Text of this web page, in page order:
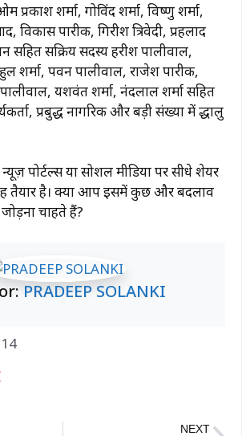
प्रकाश शर्मा, गोविंद शर्मा, विष्णु शर्मा,
विकास पारीक, गिरीश त्रिवेदी, प्रहलाद
सहित सक्रिय सदस्य हरीश पालीवाल,
शर्मा, पवन पालीवाल, राजेश पारीक,
यशवंत शर्मा, नंदलाल शर्मा सहित
प्रबुद्ध नागरिक और बड़ी संख्या में श्रद्धालु
पोर्टल्स या सोशल मीडिया पर सीधे शेयर
तैयार है। क्या आप इसमें कुछ और बदलाव
जोड़ना चाहते हैं?
PRADEEP SOLANKI
NEXT